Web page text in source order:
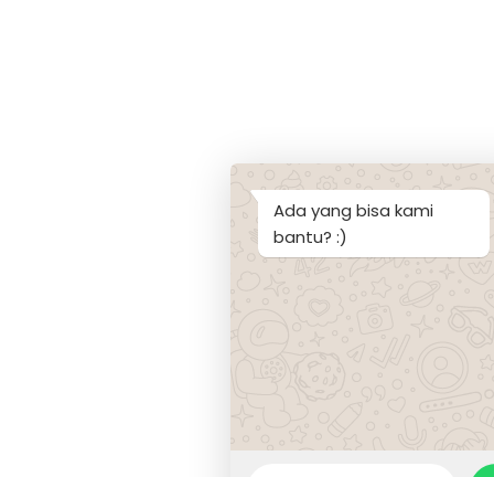
Ada yang bisa kami
bantu? :)